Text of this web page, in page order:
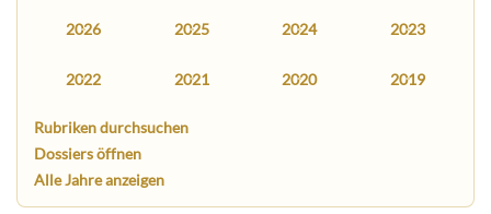
2026 2025 2024 2023
2022 2021 2020 2019
Rubriken durchsuchen
Dossiers öffnen
Alle Jahre anzeigen